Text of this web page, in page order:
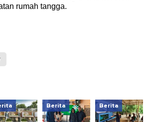
rumah tangga.
Berita Berita